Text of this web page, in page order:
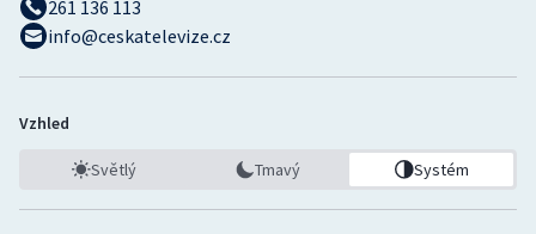
261 136 113
info@ceskatelevize.cz
Vzhled
Světlý Tmavý Systém